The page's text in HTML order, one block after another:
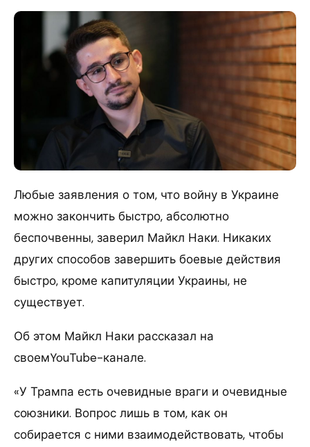
Любые заявления о том, что войну в Украине
можно закончить быстро, абсолютно
беспочвенны, заверил Майкл Наки. Никаких
других способов завершить боевые действия
быстро, кроме капитуляции Украины, не
существует.
Об этом Майкл Наки рассказал на
своемYouTube-канале.
«У Трампа есть очевидные враги и очевидные
союзники. Вопрос лишь в том, как он
собирается с ними взаимодействовать, чтобы